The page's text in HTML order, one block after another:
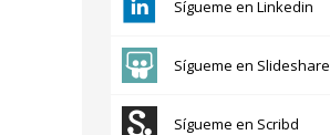
Sígueme en Linkedin
Sígueme en Slideshare
Sígueme en Scribd